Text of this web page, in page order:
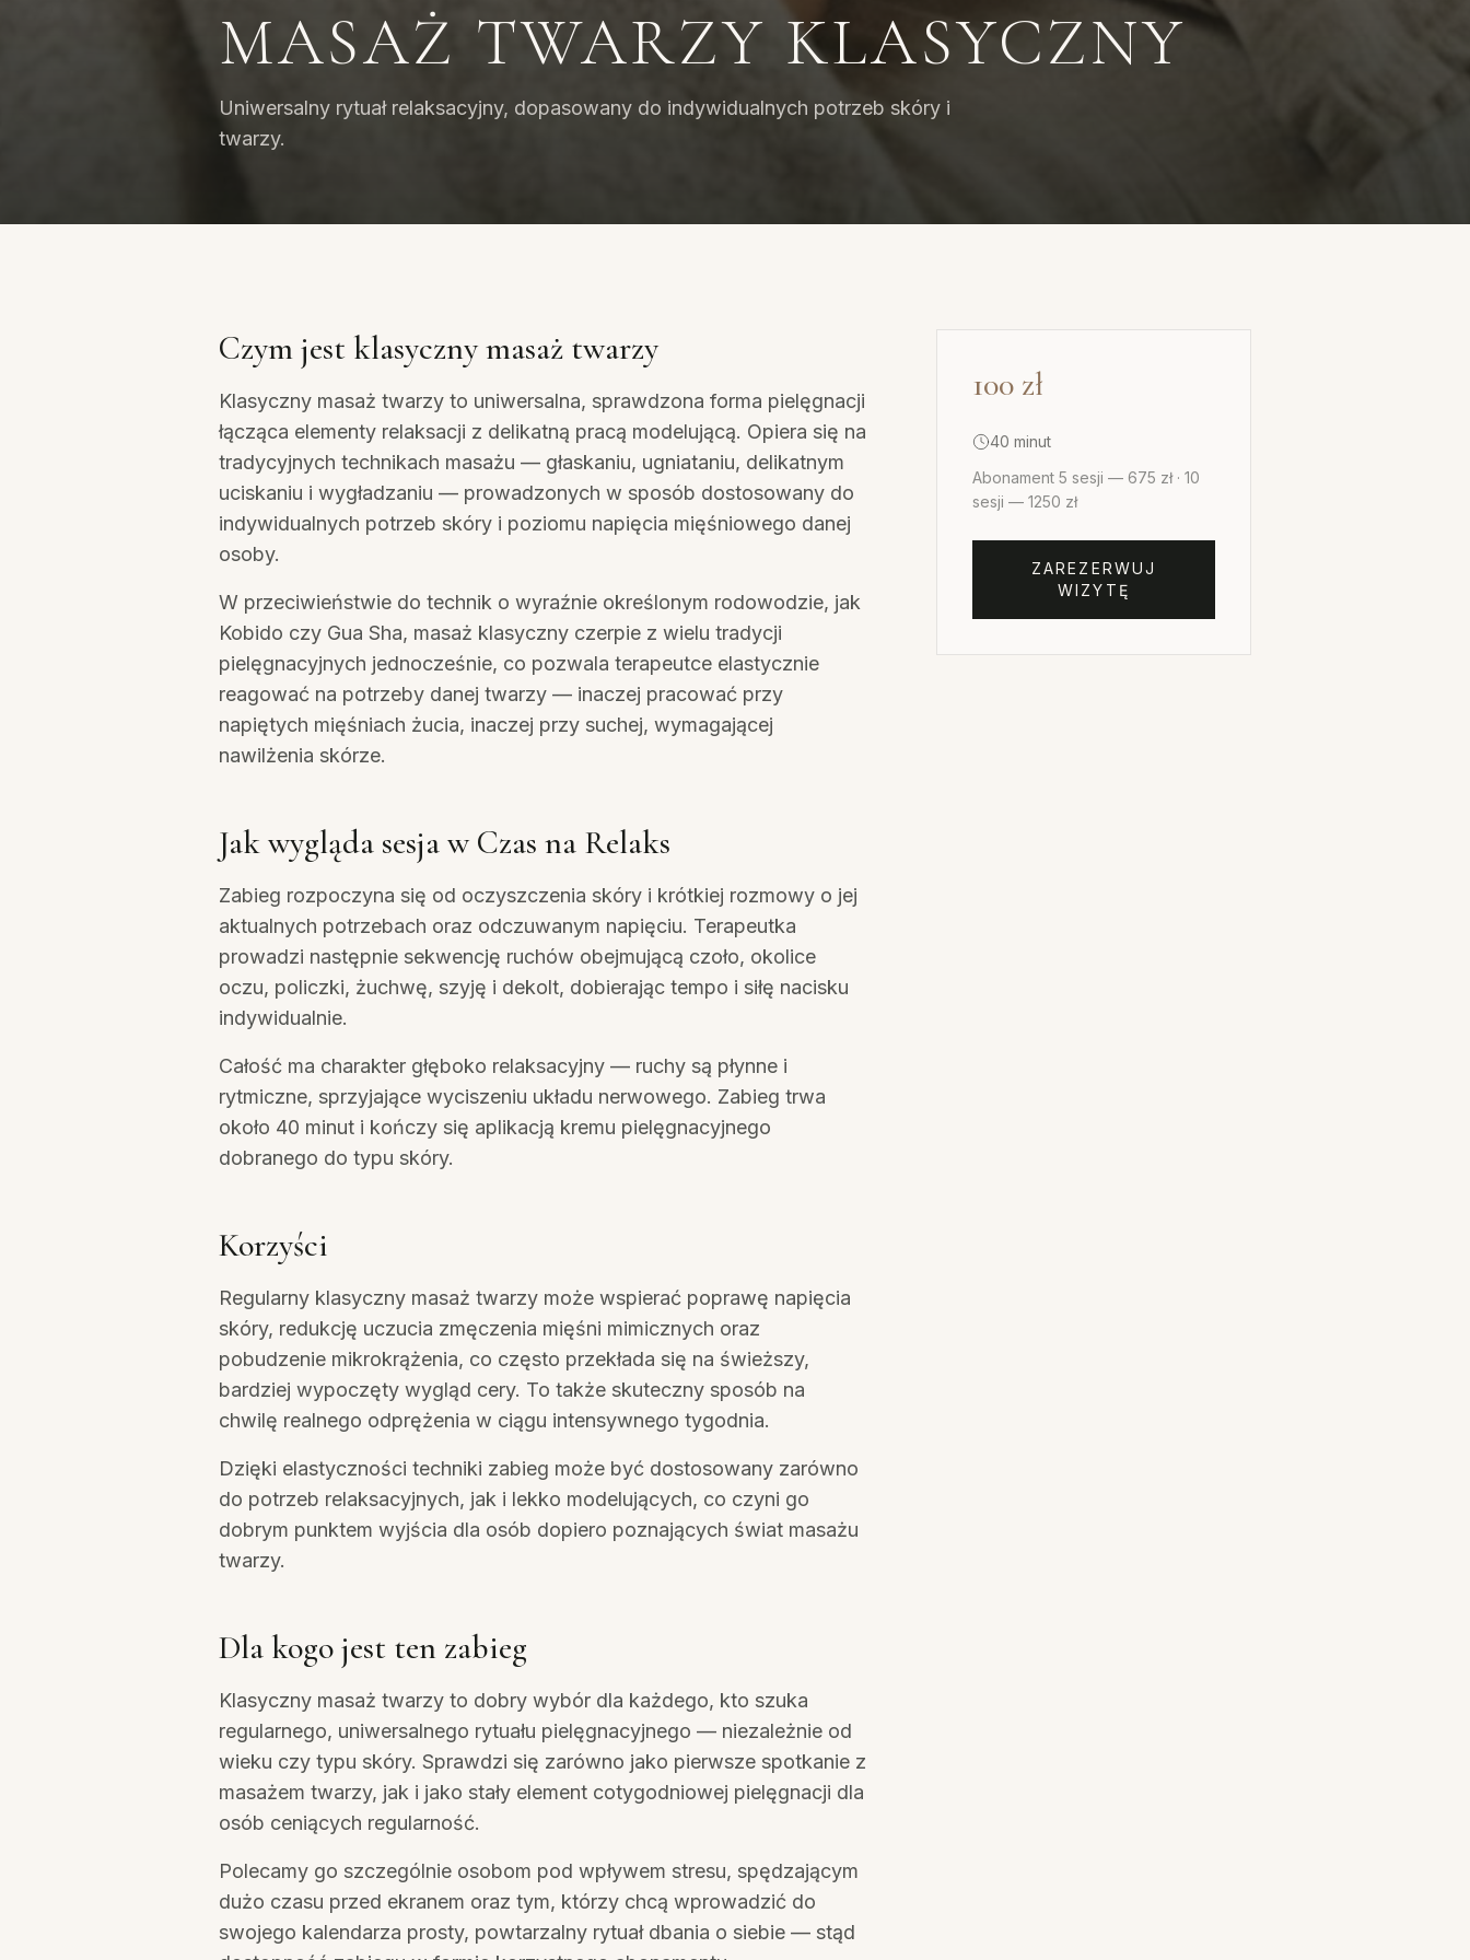
MASAŻ TWARZY KLASYCZNY
Uniwersalny rytuał relaksacyjny, dopasowany do indywidualnych potrzeb skóry i
twarzy.
Czym jest klasyczny masaż twarzy
Klasyczny masaż twarzy to uniwersalna, sprawdzona forma pielęgnacji
łącząca elementy relaksacji z delikatną pracą modelującą. Opiera się na
tradycyjnych technikach masażu — głaskaniu, ugniataniu, delikatnym
uciskaniu i wygładzaniu — prowadzonych w sposób dostosowany do
indywidualnych potrzeb skóry i poziomu napięcia mięśniowego danej
osoby.
W przeciwieństwie do technik o wyraźnie określonym rodowodzie, jak
Kobido czy Gua Sha, masaż klasyczny czerpie z wielu tradycji
pielęgnacyjnych jednocześnie, co pozwala terapeutce elastycznie
reagować na potrzeby danej twarzy — inaczej pracować przy
napiętych mięśniach żucia, inaczej przy suchej, wymagającej
nawilżenia skórze.
Jak wygląda sesja w Czas na Relaks
Zabieg rozpoczyna się od oczyszczenia skóry i krótkiej rozmowy o jej
aktualnych potrzebach oraz odczuwanym napięciu. Terapeutka
prowadzi następnie sekwencję ruchów obejmującą czoło, okolice
oczu, policzki, żuchwę, szyję i dekolt, dobierając tempo i siłę nacisku
indywidualnie.
Całość ma charakter głęboko relaksacyjny — ruchy są płynne i
rytmiczne, sprzyjające wyciszeniu układu nerwowego. Zabieg trwa
około 40 minut i kończy się aplikacją kremu pielęgnacyjnego
dobranego do typu skóry.
Korzyści
Regularny klasyczny masaż twarzy może wspierać poprawę napięcia
skóry, redukcję uczucia zmęczenia mięśni mimicznych oraz
pobudzenie mikrokrążenia, co często przekłada się na świeższy,
bardziej wypoczęty wygląd cery. To także skuteczny sposób na
chwilę realnego odprężenia w ciągu intensywnego tygodnia.
Dzięki elastyczności techniki zabieg może być dostosowany zarówno
do potrzeb relaksacyjnych, jak i lekko modelujących, co czyni go
dobrym punktem wyjścia dla osób dopiero poznających świat masażu
twarzy.
Dla kogo jest ten zabieg
Klasyczny masaż twarzy to dobry wybór dla każdego, kto szuka
regularnego, uniwersalnego rytuału pielęgnacyjnego — niezależnie od
wieku czy typu skóry. Sprawdzi się zarówno jako pierwsze spotkanie z
masażem twarzy, jak i jako stały element cotygodniowej pielęgnacji dla
osób ceniących regularność.
Polecamy go szczególnie osobom pod wpływem stresu, spędzającym
dużo czasu przed ekranem oraz tym, którzy chcą wprowadzić do
swojego kalendarza prosty, powtarzalny rytuał dbania o siebie — stąd
100 zł
40 minut
Abonament 5 sesji — 675 zł · 10
sesji — 1250 zł
ZAREZERWUJ
WIZYTĘ